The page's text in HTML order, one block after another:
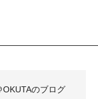
OKUTAのブログ